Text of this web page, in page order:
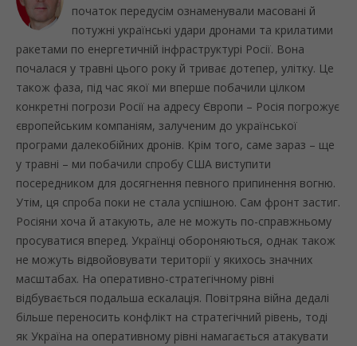
початок передусім ознаменували масовані й
потужні українські удари дронами та крилатими
ракетами по енергетичній інфраструктурі Росії. Вона
почалася у травні цього року й триває дотепер, улітку. Це
також фаза, під час якої ми вперше побачили цілком
конкретні погрози Росії на адресу Європи – Росія погрожує
європейським компаніям, залученим до української
програми далекобійних дронів. Крім того, саме зараз – ще
у травні – ми побачили спробу США виступити
посередником для досягнення певного припинення вогню.
Утім, ця спроба поки не стала успішною. Сам фронт застиг.
Росіяни хоча й атакують, але не можуть по-справжньому
просуватися вперед. Українці обороняються, однак також
не можуть відвойовувати території у якихось значних
масштабах. На оперативно-стратегічному рівні
відбувається подальша ескалація. Повітряна війна дедалі
більше переносить конфлікт на стратегічний рівень, тоді
як Україна на оперативному рівні намагається атакувати